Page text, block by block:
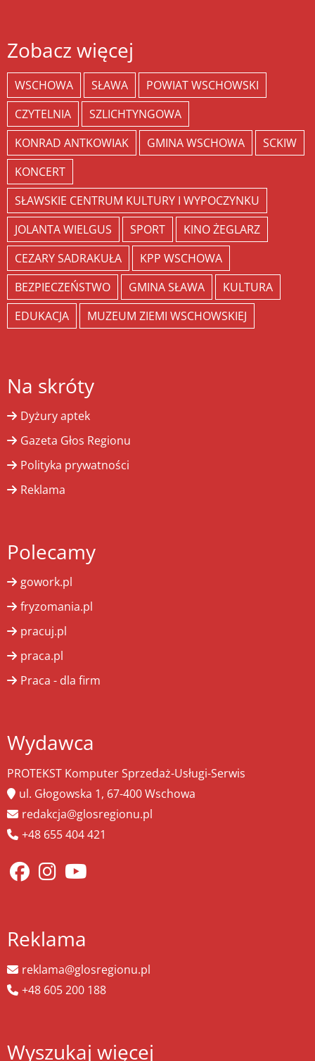
Zobacz więcej
WSCHOWA SŁAWA
POWIAT WSCHOWSKI
CZYTELNIA
SZLICHTYNGOWA
KONRAD ANTKOWIAK
GMINA WSCHOWA
SCKIW
KONCERT
SŁAWSKIE CENTRUM KULTURY I WYPOCZYNKU
JOLANTA WIELGUS
SPORT
KINO ŻEGLARZ
CEZARY SADRAKUŁA
KPP WSCHOWA
BEZPIECZEŃSTWO
GMINA SŁAWA
KULTURA
EDUKACJA
MUZEUM ZIEMI WSCHOWSKIEJ
Na skróty
Dyżury aptek
Gazeta Głos Regionu
Polityka prywatności
Reklama
Polecamy
gowork.pl
fryzomania.pl
pracuj.pl
praca.pl
Praca - dla firm
Wydawca
PROTEKST Komputer Sprzedaż-Usługi-Serwis
ul. Głogowska 1, 67-400 Wschowa
redakcja@glosregionu.pl
+48 655 404 421
Reklama
reklama@glosregionu.pl
+48 605 200 188
Wyszukaj więcej